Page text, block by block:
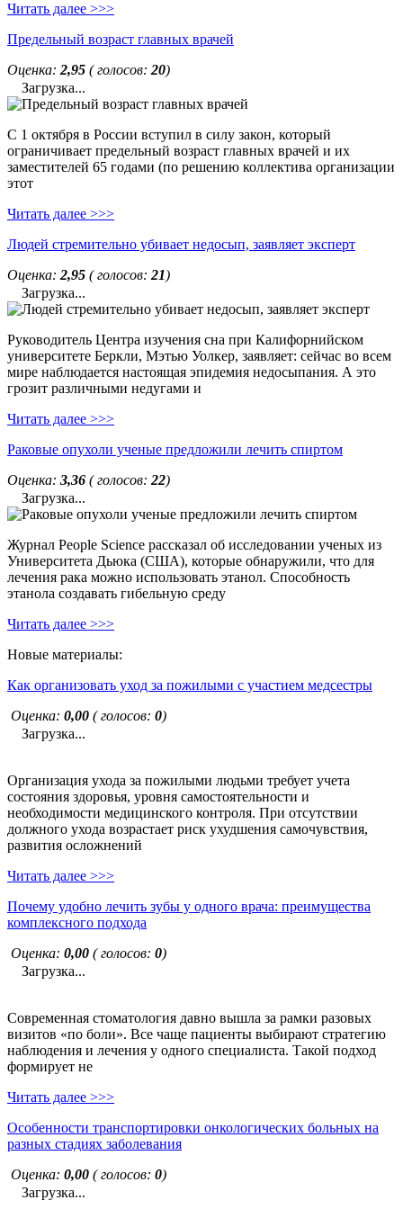
Читать далее >>>
Предельный возраст главных врачей
Оценка: 2,95 ( голосов: 20)
Загрузка...
С 1 октября в России вступил в силу закон, который
ограничивает предельный возраст главных врачей и их
заместителей 65 годами (по решению коллектива организации
этот
Читать далее >>>
Людей стремительно убивает недосып, заявляет эксперт
Оценка: 2,95 ( голосов: 21)
Загрузка...
Руководитель Центра изучения сна при Калифорнийском
университете Беркли, Мэтью Уолкер, заявляет: сейчас во всем
мире наблюдается настоящая эпидемия недосыпания. А это
грозит различными недугами и
Читать далее >>>
Раковые опухоли ученые предложили лечить спиртом
Оценка: 3,36 ( голосов: 22)
Загрузка...
Журнал People Science рассказал об исследовании ученых из
Университета Дьюка (США), которые обнаружили, что для
лечения рака можно использовать этанол. Способность
этанола создавать гибельную среду
Читать далее >>>
Новые материалы:
Как организовать уход за пожилыми с участием медсестры
Оценка: 0,00 ( голосов: 0)
Загрузка...
Организация ухода за пожилыми людьми требует учета
состояния здоровья, уровня самостоятельности и
необходимости медицинского контроля. При отсутствии
должного ухода возрастает риск ухудшения самочувствия,
развития осложнений
Читать далее >>>
Почему удобно лечить зубы у одного врача: преимущества
комплексного подхода
Оценка: 0,00 ( голосов: 0)
Загрузка...
Современная стоматология давно вышла за рамки разовых
визитов «по боли». Все чаще пациенты выбирают стратегию
наблюдения и лечения у одного специалиста. Такой подход
формирует не
Читать далее >>>
Особенности транспортировки онкологических больных на
разных стадиях заболевания
Оценка: 0,00 ( голосов: 0)
Загрузка...